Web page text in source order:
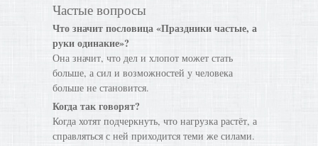
Частые вопросы
Что значит пословица «Праздники частые, а
руки одинакие»?
Она значит, что дел и хлопот может стать
больше, а сил и возможностей у человека
больше не становится.
Когда так говорят?
Когда хотят подчеркнуть, что нагрузка растёт, а
справляться с ней приходится теми же силами.